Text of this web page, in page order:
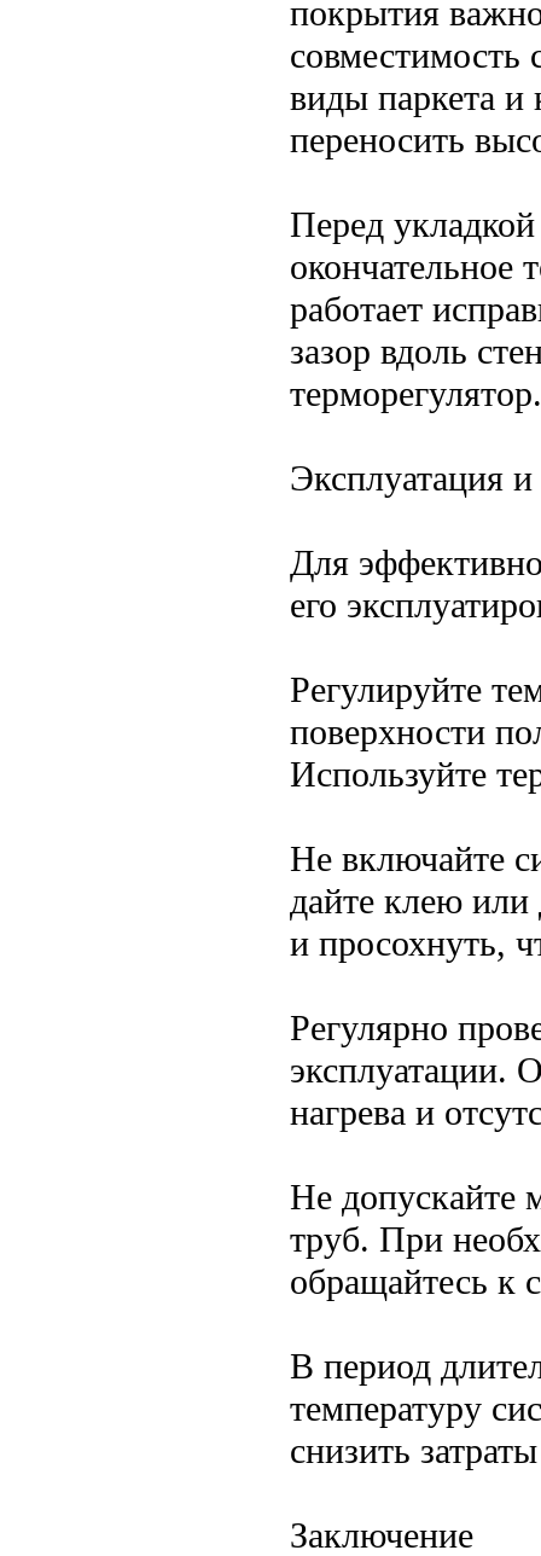
покрытия
виды паркета и
переносить
Перед
окончательное
работает
зазор вдоль
терморегулятор.
Эксплуатация
Для
его
Регулируйте
поверхности
Используйте
Не включайте
дайте клею
и просохнуть,
Регулярно
эксплуатации.
нагрева и
Не допускайте
труб. При
обращайтесь к
В период
температуру
снизить
Заключение